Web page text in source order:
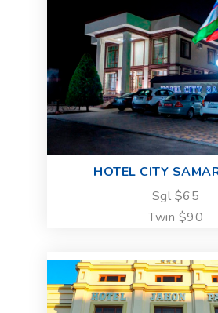
HOTEL CITY
Sgl $65
Twin $90